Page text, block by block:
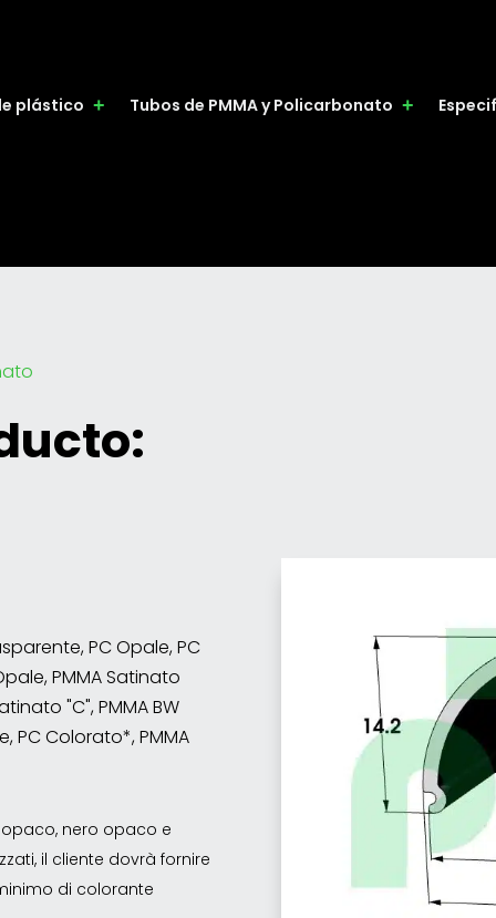
plástico Tubos de PMMA y Policarbonato
PC Opale, PC
PMMA Satinato
"C", PMMA BW
PC Colorato*, PMMA
nero opaco e
il cliente dovrà fornire
di colorante